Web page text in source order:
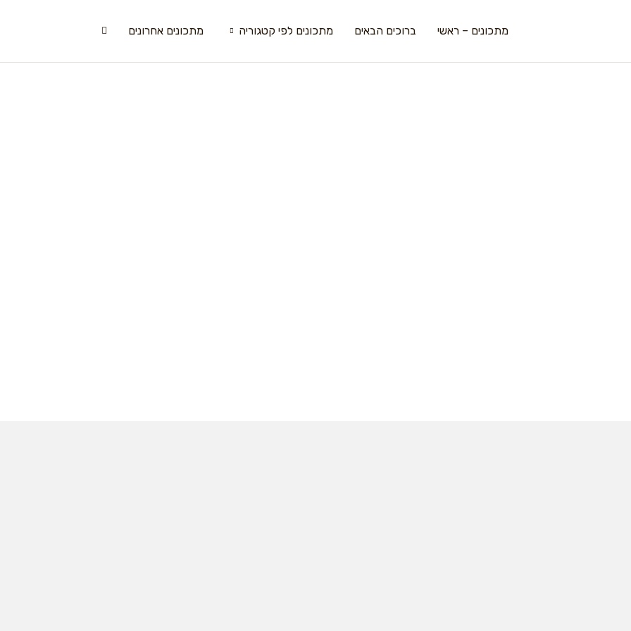
מתכונים – ראשי ברוכים הבאים מתכונים לפי קטגוריה מתכונים אחרונים